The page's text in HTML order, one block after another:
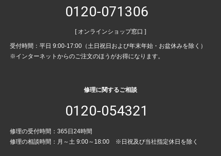
0120-071306
[ オンラインショップ窓口 ]
受付時間：平日 9:00-17:00（土日祝日および年末年始・お盆休みを除く）
※インターネットからのご注文のほうがお得になります。
修理に関するご相談
0120-054321
修理の受付時間：365日24時間
修理の相談時間：月～土 9:00～18:00 ※日祝及び当社指定休日を除く